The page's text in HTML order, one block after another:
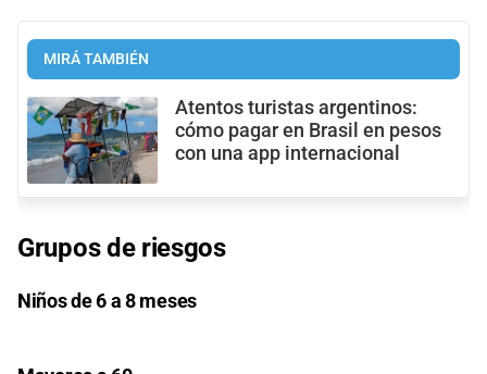
MIRÁ TAMBIÉN
Atentos turistas argentinos:
cómo pagar en Brasil en pesos
con una app internacional
Grupos de riesgos
Niños de 6 a 8 meses